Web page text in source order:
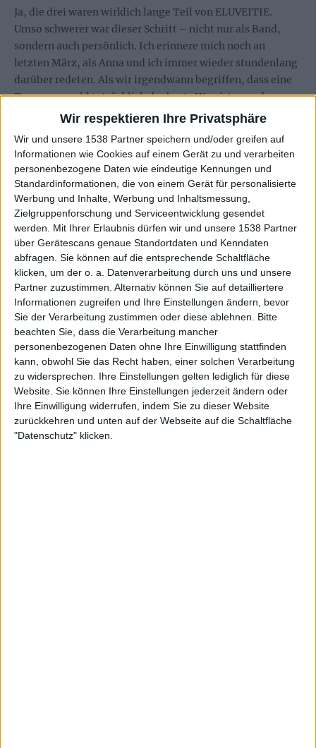
Wir respektieren Ihre Privatsphäre
Wir und unsere 1538 Partner speichern und/oder greifen auf
Informationen wie Cookies auf einem Gerät zu und verarbeiten
personenbezogene Daten wie eindeutige Kennungen und
Standardinformationen, die von einem Gerät für personalisierte
Werbung und Inhalte, Werbung und Inhaltsmessung,
Zielgruppenforschung und Serviceentwicklung gesendet
werden.
Mit Ihrer Erlaubnis dürfen wir und unsere 1538 Partner
über Gerätescans genaue Standortdaten und Kenndaten
abfragen. Sie können auf die entsprechende Schaltfläche
klicken, um der o. a. Datenverarbeitung durch uns und unsere
Partner zuzustimmen. Alternativ können Sie auf detailliertere
Informationen zugreifen und Ihre Einstellungen ändern, bevor
Sie der Verarbeitung zustimmen oder diese ablehnen.
Bitte
beachten Sie, dass die Verarbeitung mancher
personenbezogenen Daten ohne Ihre Einwilligung stattfinden
kann, obwohl Sie das Recht haben, einer solchen Verarbeitung
zu widersprechen. Ihre Einstellungen gelten lediglich für diese
Website. Sie können Ihre Einstellungen jederzeit ändern oder
Ihre Einwilligung widerrufen, indem Sie zu dieser Website
zurückkehren und unten auf der Webseite auf die Schaltfläche
"Datenschutz" klicken.
Ja, die drei waren wirklich lange Teil von ELUVEITIE.
Umso schwerer war dieser Schritt – nicht nur als Band,
sondern auch persönlich. Ich erinnere mich noch an
letzten März, als Anna und ich immer wieder stundenlang
darüber redeten. Als wir irgendwann begriffen, dass eine
Trennung wohl tatsächlich der beste Weg ist, war das
verdammt hart. Für beide. Wir hielten uns nach der
den Augen in den Armen.
Ich glaube, wir alle hatten lange daran zu nagen. Aber so
ein Bruch kann immer auch eine Chance sein, zumindest,
wenn man ihn als Chance nutzt! Und ich glaube, das ist uns
allen gelungen – Merlin, Ivo und Anna mit ihrer neuen
Band CELLAR DARLING, aber auch uns, mit unserm neuen
Line-Up. Insofern nein, ich dachte niemals daran,
ELUVEITIE hinzuwerfen.
Jetzt habt Ihr neue Mitglieder. Warum sind sie die beste
Wahl für ELUVEITIE?
Wir wollten wieder mehr back to the roots! Mehr
Authentizität, mehr Folk, mehr Musik im Zentrum, mehr
Spirit. Insofern haben wir ja auch instrumentell
aufgestockt und haben nun auch keltische Harfe fix in
unserm Instrumentarium.